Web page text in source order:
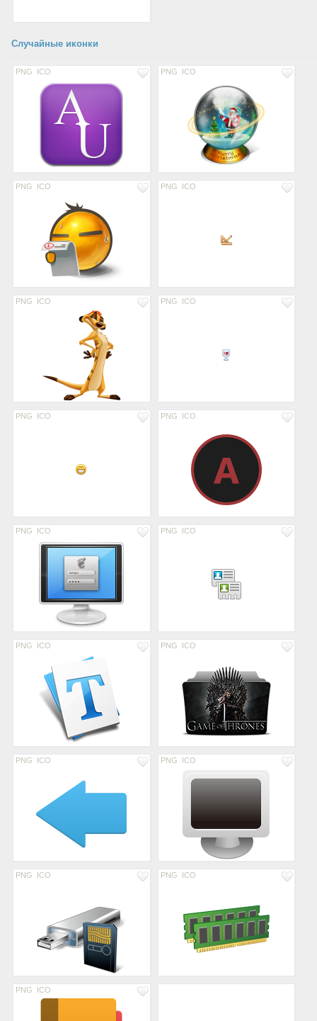
Случайные иконки
PNG ICO PNG ICO
PNG ICO PNG ICO
PNG ICO PNG ICO
PNG ICO PNG ICO
PNG ICO PNG ICO
PNG ICO PNG ICO
PNG ICO PNG ICO
PNG ICO PNG ICO
PNG ICO